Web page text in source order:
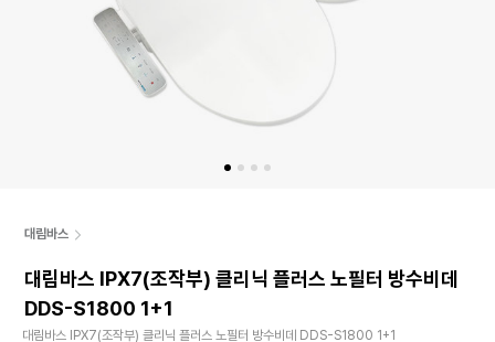
대림바스
대림바스 IPX7(조작부) 클리닉 플러스 노필터 방수비데
DDS-S1800 1+1
대림바스 IPX7(조작부) 클리닉 플러스 노필터 방수비데 DDS-S1800 1+1